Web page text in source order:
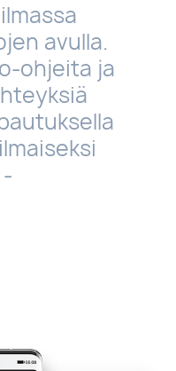
avulla.
ohjeita ja